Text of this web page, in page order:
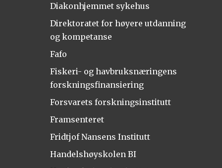
Diakonhjemmet sykehus
Direktoratet for høyere utdanning
og kompetanse
Fafo
Fiskeri- og havbruksnæringens
forskningsfinansiering
Forsvarets forskningsinstitutt
Framsenteret
Fridtjof Nansens Institutt
Handelshøyskolen BI